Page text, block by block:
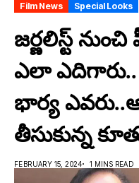
Film News Special Looks
జ‌ర్ణ‌లిస్ట్
ఎలా
భార్య
తీసుకున్న
FEBRUARY 15, 2024 1 MINS READ